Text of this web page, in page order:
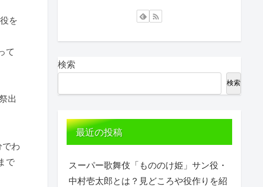
を
て
出
でわ
で
検索
検索
最近の投稿
スーパー歌舞伎「もののけ姫」サン役・
中村壱太郎とは？見どころや役作りを紹